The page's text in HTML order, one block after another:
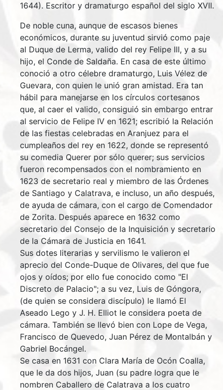
1644). Escritor y dramaturgo español del siglo XVII.
De noble cuna, aunque de escasos bienes
económicos, durante su juventud sirvió como paje
al Duque de Lerma, valido del rey Felipe III, y a su
hijo, el Conde de Saldaña. En casa de este último
conoció a otro célebre dramaturgo, Luis Vélez de
Guevara, con quien le unió gran amistad. Era tan
hábil para manejarse en los círculos cortesanos
que, al caer el valido, consiguió sin embargo entrar
al servicio de Felipe IV en 1621; escribió la Relación
de las fiestas celebradas en Aranjuez para el
cumpleaños del rey en 1622, donde se representó
su comedia Querer por sólo querer; sus servicios
fueron recompensados con el nombramiento en
1623 de secretario real y miembro de las Órdenes
de Santiago y Calatrava, e incluso, un año después,
de ayuda de cámara, con el cargo de Comendador
de Zorita. Después aparece en 1632 como
secretario del Consejo de la Inquisición y secretario
de la Cámara de Justicia en 1641.
Sus dotes literarias y servilismo le valieron el
aprecio del Conde-Duque de Olivares, del que fue
ojos y oídos; por ello fue conocido como "El
Discreto de Palacio"; a su vez, Luis de Góngora,
(de quien se considera discípulo) le llamó El
Aseado Lego y J. H. Elliot le considera poeta de
cámara. También se llevó bien con Lope de Vega,
Francisco de Quevedo, Juan Pérez de Montalbán y
Gabriel Bocángel.
Se casa en 1631 con Clara María de Ocón Coalla,
que le da dos hijos, Juan (su padre logra que le
nombren Caballero de Calatrava a los cuatro